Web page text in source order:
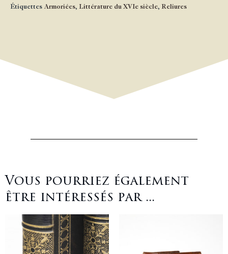
Étiquettes Armoriées, Littérature du XVIe siècle, Reliures
Vous pourriez également
être intéressés par ...